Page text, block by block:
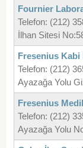
Fournier
Telefon: (212)
İlhan Sitesi
Fresenius Kabi
Telefon: (212)
Ayazağa Yolu
Fresenius
Telefon: (212)
Ayazağa Yolu